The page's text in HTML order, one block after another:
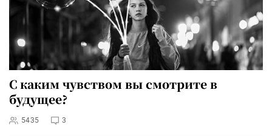
С каким чувством вы смотрите в
будущее?
5435 3